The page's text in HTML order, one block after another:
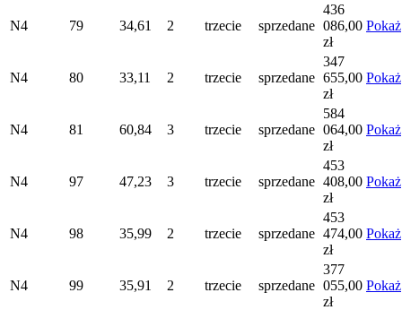
N4 79 34,61 2 trzecie sprzedane
436
086,00
zł
Pokaż
N4 80 33,11 2 trzecie sprzedane
347
655,00
zł
Pokaż
N4 81 60,84 3 trzecie sprzedane
584
064,00
zł
Pokaż
N4 97 47,23 3 trzecie sprzedane
453
408,00
zł
Pokaż
N4 98 35,99 2 trzecie sprzedane
453
474,00
zł
Pokaż
N4 99 35,91 2 trzecie sprzedane
377
055,00
zł
Pokaż